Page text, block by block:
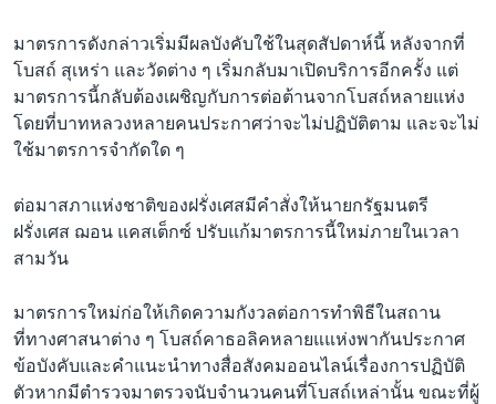
มาตรการดังกล่าวเริ่มมีผลบังคับใช้ในสุดสัปดาห์นี้ หลังจากที่
โบสถ์ สุเหร่า และวัดต่าง ๆ เริ่มกลับมาเปิดบริการอีกครั้ง แต่
มาตรการนี้กลับต้องเผชิญกับการต่อต้านจากโบสถ์หลายแห่ง
โดยที่บาทหลวงหลายคนประกาศว่าจะไม่ปฏิบัติตาม และจะไม่
ใช้มาตรการจำกัดใด ๆ
ต่อมาสภาแห่งชาติของฝรั่งเศสมีคำสั่งให้นายกรัฐมนตรี
ฝรั่งเศส ฌอน แคสเต็กซ์ ปรับแก้มาตรการนี้ใหม่ภายในเวลา
สามวัน
มาตรการใหม่ก่อให้เกิดความกังวลต่อการทำพิธีในสถาน
ที่ทางศาสนาต่าง ๆ โบสถ์คาธอลิคหลายแแห่งพากันประกาศ
ข้อบังคับและคำแนะนำทางสื่อสังคมออนไลน์เรื่องการปฏิบัติ
ตัวหากมีตำรวจมาตรวจนับจำนวนคนที่โบสถ์เหล่านั้น ขณะที่ผู้